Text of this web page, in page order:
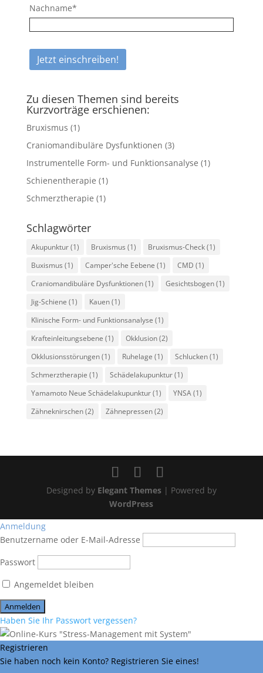
Nachname*
Zu diesen Themen sind bereits
Kurzvorträge erschienen:
Bruxismus (1)
Craniomandibuläre Dysfunktionen (3)
Instrumentelle Form- und Funktionsanalyse (1)
Schienentherapie (1)
Schmerztherapie (1)
Schlagwörter
Akupunktur(1) Bruxismus (1) Bruxismus-Check(1)
Buxismus (1) Camper'sche Eebene (1) CMD (1)
Craniomandibuläre Dysfunktionen(1) Gesichtsbogen(1)
Jig-Schiene (1) Kauen(1)
Klinische Form- und Funktionsanalyse (1)
Krafteinleitungsebene (1) Okklusion(2)
Okklusionsstörungen(1) Ruhelage (1) Schlucken(1)
Schmerztherapie (1) Schädelakupunktur(1)
Yamamoto Neue Schädelakupunktur(1) YNSA(1)
Zähneknirschen(2) Zähnepressen(2)
Designed by Elegant Themes| Powered by
WordPress
Anmeldung
Benutzername oder E-Mail-Adresse
Passwort
Angemeldet bleiben
Haben Sie Ihr Passwort vergessen?
Registrieren
Sie haben noch kein Konto? Registrieren Sie eines!